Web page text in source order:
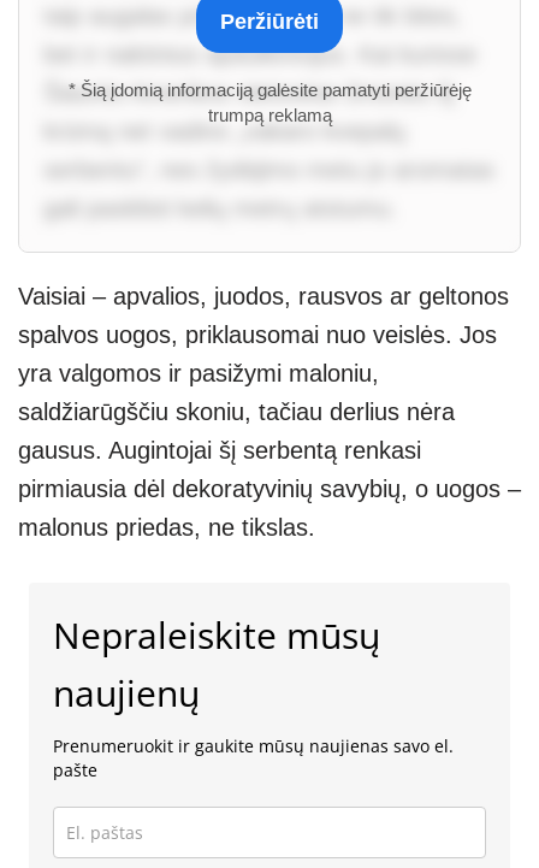
taip augalas prisitaikė vilioti ne tik bites,
bet ir naktinius apdulkintojus. Kai kuriose
Šiaurės Amerikos vietovėse žmonės šį
krūmą net vadino „vakaro kvepalų
Peržiūrėti
* Šią įdomią informaciją galėsite pamatyti peržiūrėję
trumpą reklamą
Vaisiai – apvalios, juodos, rausvos ar geltonos
spalvos uogos, priklausomai nuo veislės. Jos
yra valgomos ir pasižymi maloniu,
saldžiarūgščiu skoniu, tačiau derlius nėra
gausus. Augintojai šį serbentą renkasi
pirmiausia dėl dekoratyvinių savybių, o uogos –
malonus priedas, ne tikslas.
Nepraleiskite mūsų
naujienų
Prenumeruokit ir gaukite mūsų naujienas savo el.
pašte